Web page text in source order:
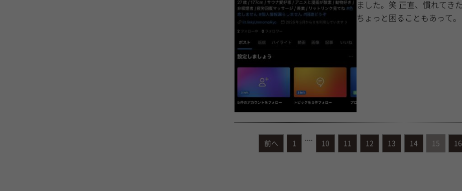
ました。笑 正直、慣れてきたとはいえ やっぱりアカウントが無くなると
前へ 1 10 11 12 13 14 15 16